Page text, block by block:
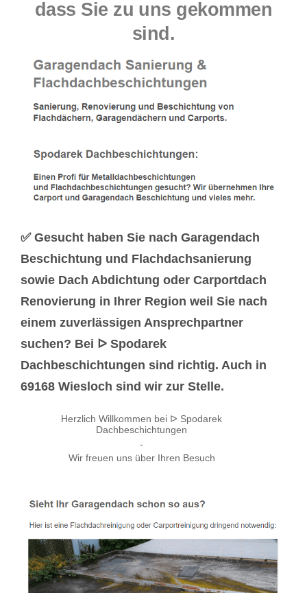
dass Sie zu uns gekommen
sind.
✅ Gesucht haben Sie nach Garagendach
Beschichtung und Flachdachsanierung
sowie Dach Abdichtung oder Carportdach
Renovierung in Ihrer Region weil Sie nach
einem zuverlässigen Ansprechpartner
suchen? Bei ᐅ Spodarek
Dachbeschichtungen sind richtig. Auch in
69168 Wiesloch sind wir zur Stelle.
Herzlich Willkommen bei ᐅ Spodarek
Dachbeschichtungen
-
Wir freuen uns über Ihren Besuch